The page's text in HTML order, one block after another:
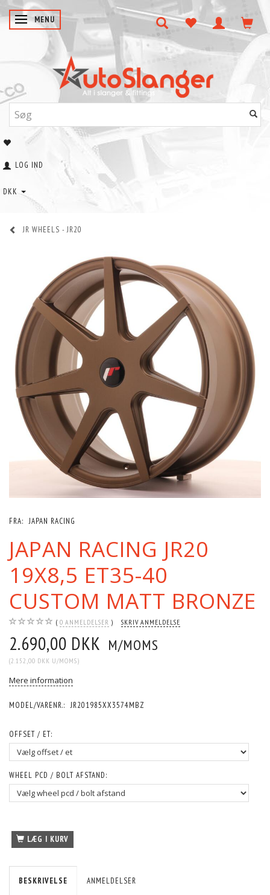
SKIFTE NAVIGATION
MENU
LOG IND
DKK
JR WHEELS - JR20
FRA: JAPAN RACING
JAPAN RACING JR20
19X8,5 ET35-40
CUSTOM MATT BRONZE
0 ANMELDELSER SKRIV ANMELDELSE
2.690,00 DKK M/MOMS
(2.152,00 DKK U/MOMS)
Mere information
MODEL/VARENR.: JR201985XX3574MBZ
OFFSET / ET:
WHEEL PCD / BOLT AFSTAND:
LÆG I KURV
BESKRIVELSE ANMELDELSER